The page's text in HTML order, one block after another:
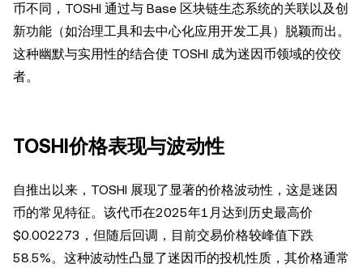
币不同，TOSHI 通过与 Base 区块链生态系统的关联以及创
新功能（如治理工具和去中心化应用开发工具）脱颖而出。
这种幽默与实用性的结合使 TOSHI 成为迷因币领域的佼佼
者。
TOSHI价格表现与波动性
自推出以来，TOSHI 展现了显著的价格波动性，这是迷因
币的常见特征。该代币在2025年1月达到历史最高价
$0.002273，但随后回调，目前交易价格较峰值下跌
58.5%。这种波动性凸显了迷因币的投机性质，其价格通常